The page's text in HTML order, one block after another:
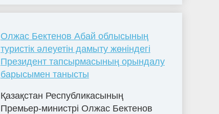
Олжас Бектенов Абай облысының
туристік әлеуетін дамыту жөніндегі
Президент тапсырмасының орындалу
барысымен танысты
Қазақстан Республикасының
Премьер-министрі Олжас Бектенов